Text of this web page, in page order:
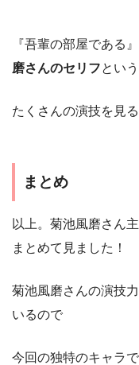
『吾輩の部屋である
磨さんのセリフとい
たくさんの演技を見
まとめ
以上。菊池風磨さん
まとめて見ました！
菊池風磨さんの演技
いるので
今回の独特のキャラ